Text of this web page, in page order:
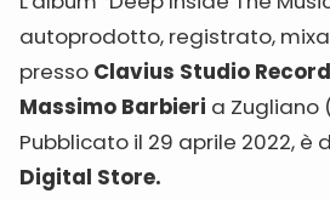
autoprodotto, registrato,
presso Clavius Studio
Massimo Barbieri a Zugliano
Pubblicato il 29 aprile 2022, è
Digital Store.